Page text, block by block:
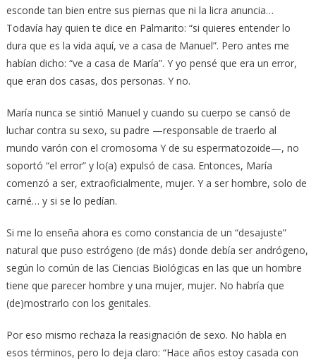
esconde tan bien entre sus piernas que ni la licra anuncia…
Todavía hay quien te dice en Palmarito: “si quieres entender lo
dura que es la vida aquí, ve a casa de Manuel”. Pero antes me
habían dicho: “ve a casa de María”. Y yo pensé que era un error,
que eran dos casas, dos personas. Y no.
María nunca se sintió Manuel y cuando su cuerpo se cansó de
luchar contra su sexo, su padre —responsable de traerlo al
mundo varón con el cromosoma Y de su espermatozoide—, no
soportó “el error” y lo(a) expulsó de casa. Entonces, María
comenzó a ser, extraoficialmente, mujer. Y a ser hombre, solo de
carné… y si se lo pedían.
Si me lo enseña ahora es como constancia de un “desajuste”
natural que puso estrógeno (de más) donde debía ser andrógeno,
según lo común de las Ciencias Biológicas en las que un hombre
tiene que parecer hombre y una mujer, mujer. No habría que
(de)mostrarlo con los genitales.
Por eso mismo rechaza la reasignación de sexo. No habla en
esos términos, pero lo deja claro: “Hace años estoy casada con